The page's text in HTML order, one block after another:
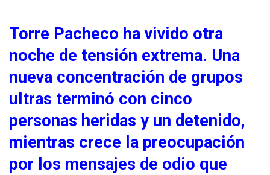
Torre Pacheco ha vivido otra
noche de tensión extrema. Una
nueva concentración de grupos
ultras terminó con cinco
personas heridas y un detenido,
mientras crece la preocupación
por los mensajes de odio que